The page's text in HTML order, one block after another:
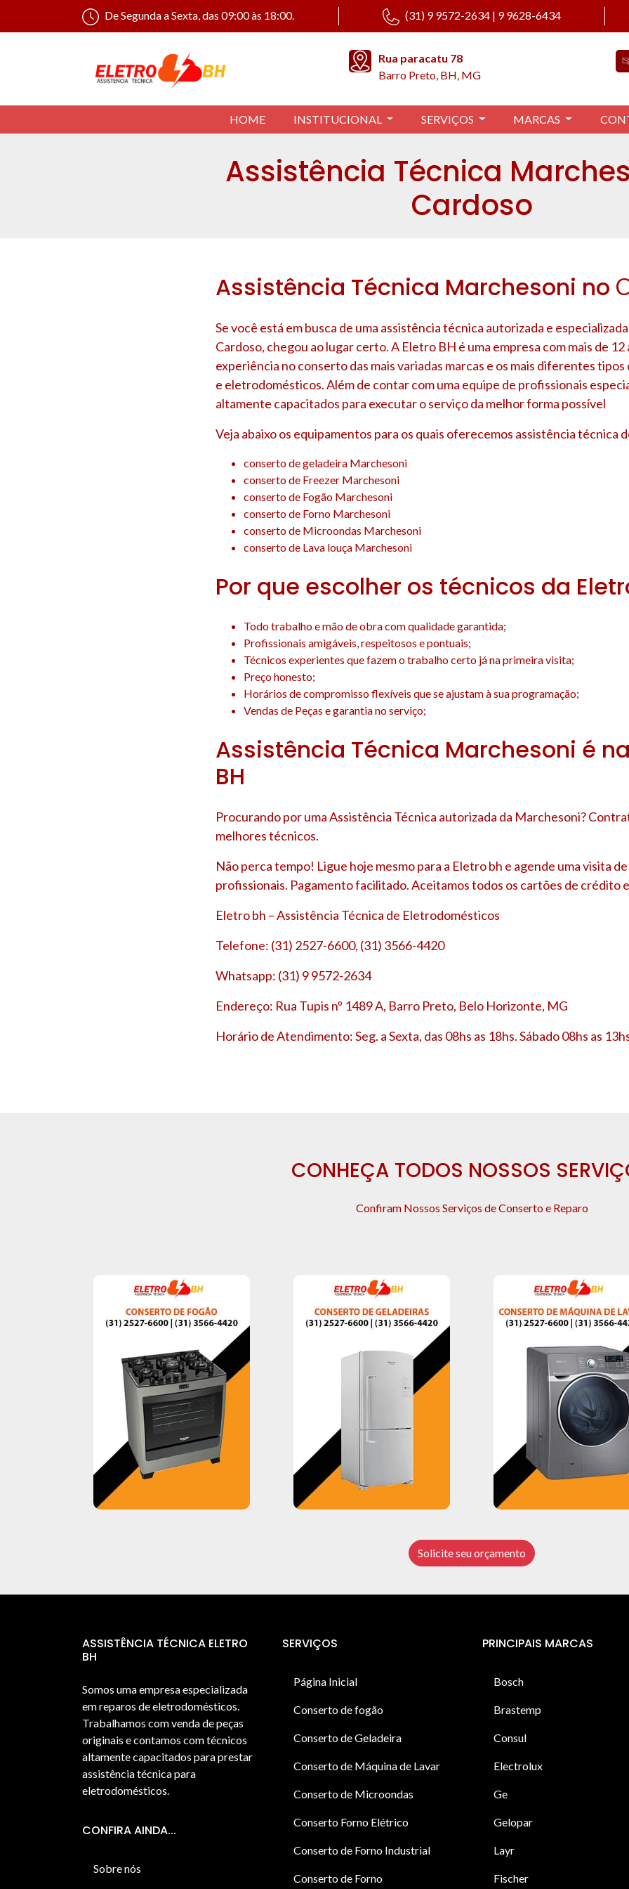
De Segunda a Sexta, das 09:00 às 18:00. (31) 9 9572-2634 | 9 9628-6434
Rua paracatu 78
Barro Preto, BH, MG
HOME INSTITUCIONAL SERVIÇOS MARCAS
Assistência Técnica
Cardoso
Assistência Técnica Marchesoni no
Se você está em busca de uma assistência técnica autorizada e
Cardoso, chegou ao lugar certo. A Eletro BH é uma empresa com mais de 12
experiência no conserto das mais variadas marcas e os mais diferentes
e eletrodomésticos. Além de contar com uma equipe de profissionais
altamente capacitados para executar o serviço da melhor forma possível
Veja abaixo os equipamentos para os quais oferecemos assistência técnica
conserto de geladeira Marchesoni
conserto de Freezer Marchesoni
conserto de Fogão Marchesoni
conserto de Forno Marchesoni
conserto de Microondas Marchesoni
conserto de Lava louça Marchesoni
Por que escolher os técnicos da
Todo trabalho e mão de obra com qualidade garantida;
Profissionais amigáveis, respeitosos e pontuais;
Técnicos experientes que fazem o trabalho certo já na primeira visita;
Preço honesto;
Horários de compromisso flexíveis que se ajustam à sua programação;
Vendas de Peças e garantia no serviço;
Assistência Técnica Marchesoni é
BH
Procurando por uma Assistência Técnica autorizada da Marchesoni?
melhores técnicos.
Não perca tempo! Ligue hoje mesmo para a Eletro bh e agende uma visita
profissionais. Pagamento facilitado. Aceitamos todos os cartões de crédito
Eletro bh – Assistência Técnica de Eletrodomésticos
Telefone: (31) 2527-6600, (31) 3566-4420
Whatsapp: (31) 9 9572-2634
Endereço: Rua Tupis nº 1489 A, Barro Preto, Belo Horizonte, MG
Horário de Atendimento: Seg. a Sexta, das 08hs as 18hs. Sábado 08hs as
CONHEÇA TODOS NOSSOS
Confiram Nossos Serviços de Conserto e Reparo
Solicite seu orçamento
ASSISTÊNCIA TÉCNICA ELETRO
BH
Somos uma empresa especializada
em reparos de eletrodomésticos.
Trabalhamos com venda de peças
originais e contamos com técnicos
altamente capacitados para prestar
assistência técnica para
eletrodomésticos.
CONFIRA AINDA...
Sobre nós
SERVIÇOS
Página Inicial
Conserto de fogão
Conserto de Geladeira
Conserto de Máquina de Lavar
Conserto de Microondas
Conserto Forno Elétrico
Conserto de Forno Industrial
Conserto de Forno
PRINCIPAIS MARCAS
Bosch
Brastemp
Consul
Electrolux
Ge
Gelopar
Layr
Fischer